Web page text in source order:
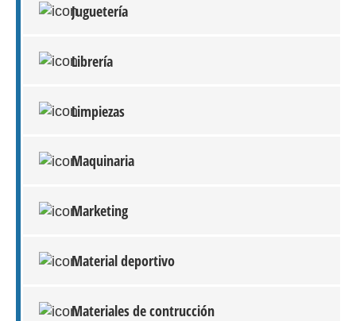
Juguetería
Librería
Limpiezas
Maquinaria
Marketing
Material deportivo
Materiales de contrucción